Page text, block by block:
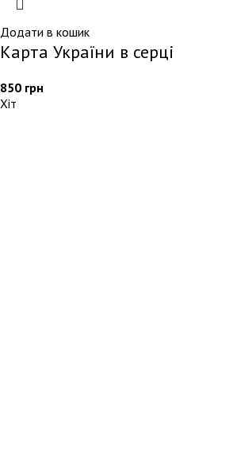
Додати в кошик
Карта України в серці
850 грн
Хіт